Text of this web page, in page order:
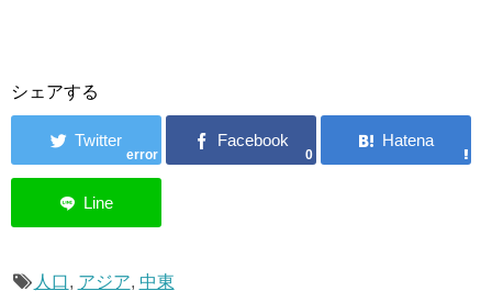
シェアする
error 0
人口, アジア, 中東